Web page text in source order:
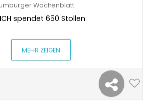
Wochenblatt
spendet 650 Stollen
MEHR ZEIGEN